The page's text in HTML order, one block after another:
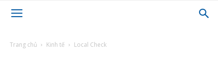
Trang chủ Kinh tế Local Check